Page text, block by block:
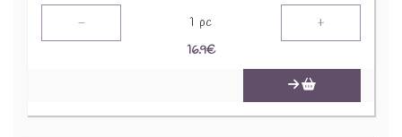
- 1 pc +
16.9€